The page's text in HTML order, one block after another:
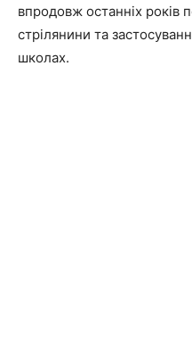
впродовж останніх років
стрілянини та
школах.